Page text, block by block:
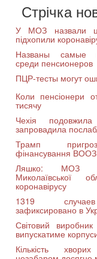
Стрічка
У МОЗ назвали
підхопили
Названы самые
среди пенсионеров
ПЦР-тесты могут
Коли пенсіонери
тисячу
Чехія
запровадила
Трамп
фінансування ВООЗ
Ляшко: МОЗ
Миколаївської
коронавірусу
1319
зафиксировано в
Світовий виробник
випускатиме
Кількість